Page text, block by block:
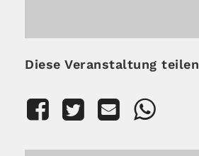
Diese Veranstaltung teilen